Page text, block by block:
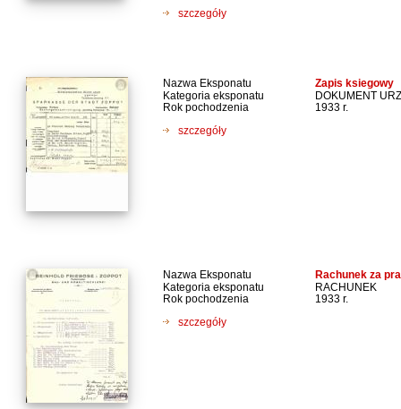
szczegóły
Nazwa Eksponatu Zapis ksiegowy
Kategoria eksponatu
DOKUMENT
Rok pochodzenia
1933 r.
szczegóły
Nazwa Eksponatu Rachunek za
Kategoria eksponatu
RACHUNEK
Rok pochodzenia
1933 r.
szczegóły